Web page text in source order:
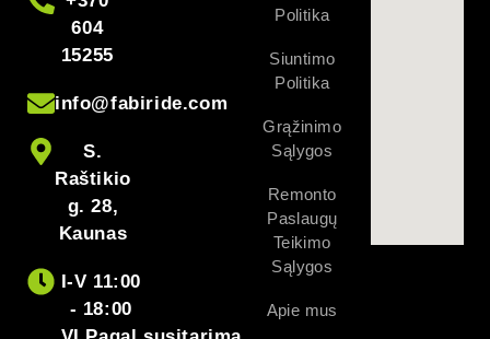
604
15255
info@fabiride.com
S.
Raštikio
g. 28,
Kaunas
I-V 11:00
- 18:00
Politika
Siuntimo
Politika
Grąžinimo
Sąlygos
Remonto
Paslaugų
Teikimo
Sąlygos
Apie mus